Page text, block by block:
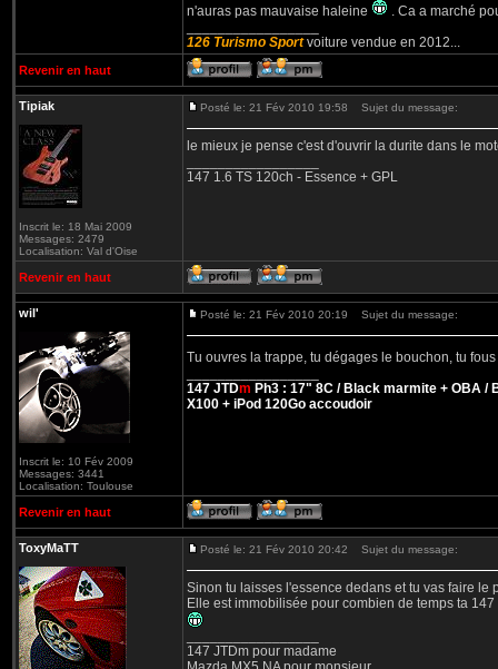
n'auras pas mauvaise haleine
. Ca a marché
126 Turismo Sport voiture vendue en 2012...
Revenir en haut
Tipiak
Inscrit le: 18 Mai 2009
Messages: 2479
Localisation: Val d'Oise
Posté le: 21 Fév 2010 19:58 Sujet du message:
le mieux je pense c'est d'ouvrir la durite dans le
147 1.6 TS 120ch - Essence + GPL
Revenir en haut
wil'
Inscrit le: 10 Fév 2009
Messages: 3441
Localisation: Toulouse
Posté le: 21 Fév 2010 20:19 Sujet du message:
Tu ouvres la trappe, tu dégages le bouchon, tu
147 JTDm Ph3 : 17" 8C / Black marmite + OBA /
X100 + iPod 120Go accoudoir
Revenir en haut
ToxyMaTT Posté le: 21 Fév 2010 20:42 Sujet du message:
Sinon tu laisses l'essence dedans et tu vas faire le
Elle est immobilisée pour combien de temps ta 147
147 JTDm pour madame